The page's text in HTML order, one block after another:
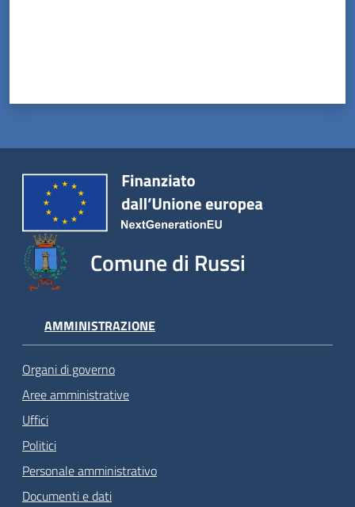
Comune di Russi
AMMINISTRAZIONE
Organi di governo
Aree amministrative
Uffici
Politici
Personale amministrativo
Documenti e dati